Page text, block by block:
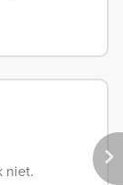
niet.